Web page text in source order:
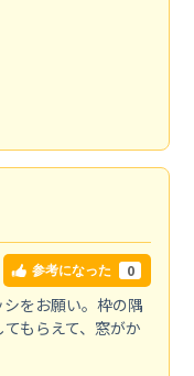
参考になった 0
をお願い。枠の隅
もらえて、窓がか